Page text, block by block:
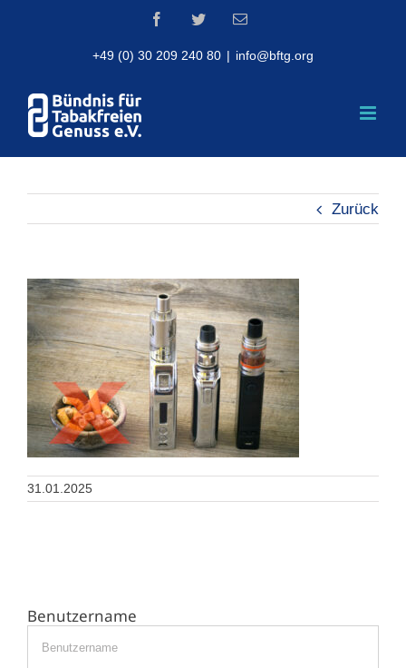
FacebookTwitterEmail
+49 (0) 30 209 240 80 | info@bftg.org
Zurück
31.01.2025
Benutzername